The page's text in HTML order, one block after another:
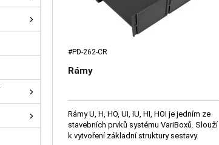
#PD-262-CR
Rámy
Rámy U, H, HO, UI, IU, HI, HOI je jedním ze
stavebních prvků systému VariBoxů. Slouží
k vytvoření základní struktury sestavy.